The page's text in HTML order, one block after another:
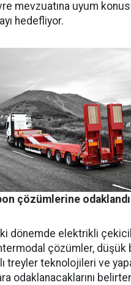
mevzuatına uyum
hedefliyor.
çözümlerine odaklandı
dönemde elektrikli
çözümler, düşük
treyler teknolojileri ve
odaklanacaklarını